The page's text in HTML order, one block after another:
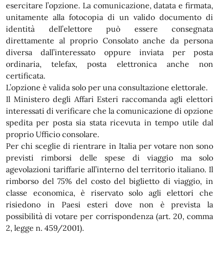
esercitare l’opzione. La comunicazione, datata e firmata,
unitamente alla fotocopia di un valido documento di
identità dell’elettore può essere consegnata
direttamente al proprio Consolato anche da persona
diversa dall’interessato oppure inviata per posta
ordinaria, telefax, posta elettronica anche non
certificata.
L’opzione è valida solo per una consultazione elettorale.
Il Ministero degli Affari Esteri raccomanda agli elettori
interessati di verificare che la comunicazione di opzione
spedita per posta sia stata ricevuta in tempo utile dal
proprio Ufficio consolare.
Per chi sceglie di rientrare in Italia per votare non sono
previsti rimborsi delle spese di viaggio ma solo
agevolazioni tariffarie all’interno del territorio italiano. Il
rimborso del 75% del costo del biglietto di viaggio, in
classe economica, è riservato solo agli elettori che
risiedono in Paesi esteri dove non è prevista la
possibilità di votare per corrispondenza (art. 20, comma
2, legge n. 459/2001).